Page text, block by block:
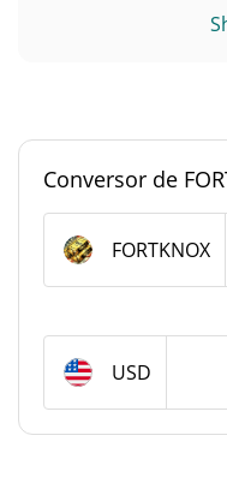
Rango en el mercado
Suministro total
Capitalización de
Conversor de
FORTKNOX
USD